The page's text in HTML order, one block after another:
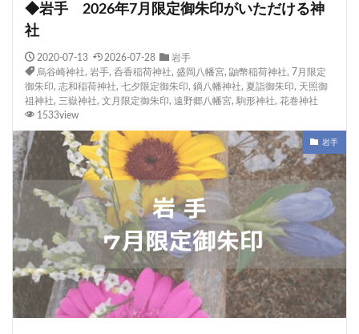
◆岩手 2026年7月限定御朱印がいただける神
社
2020-07-13 2026-07-28
岩手
烏谷崎神社, 岩手, 呑香稲荷神社, 盛岡八幡宮, 鼬幣稲荷神社, 7月限定
御朱印, 志和稲荷神社, 七夕限定御朱印, 鏑八幡神社, 夏詣御朱印, 天照御
祖神社, 三嶽神社, 文月限定御朱印, 遠野郷八幡宮, 駒形神社, 花巻神社
1533view
岩手